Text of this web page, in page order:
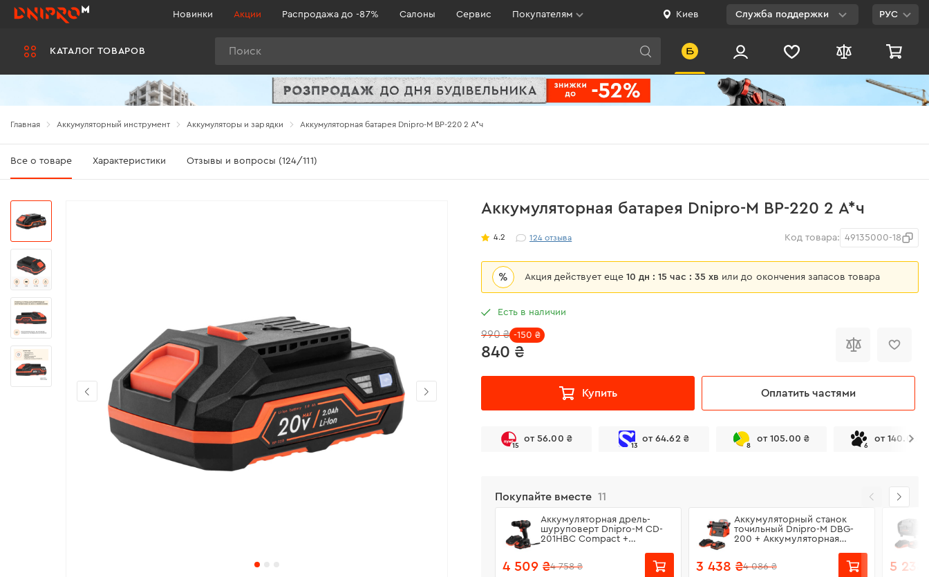
КАТАЛОГ ТОВАРОВ
Новинки Акции Распродажа до -87% Салоны Сервис Покупателям Киев Служба поддержки
0 800 200 500
РУС
Главная Аккумуляторный инструмент Аккумуляторы и зарядки Аккумуляторная батарея Dnipro-M BP-220 2 А*ч
Все о товаре Характеристики Отзывы и вопросы (124/111)
Аккумуляторная батарея Dnipro-M BP-220 2 А*ч
4.2 124отзыва Код товара: 49135000-18
% Акция действует еще10 дн : 15 час : 35 хв или до окончения запасов товара
Есть в наличии
840 ₴
990 ₴ -150 ₴
Купить Оплатить частями
15
от 56.00 ₴
13
от 64.62 ₴
8
от 105.00 ₴
6
от 140.00 ₴
Покупайте вместе 11
Аккумуляторная дрель-
шуруповерт Dnipro-M CD-
201HBC Compact +
220 + Зарядное устройство
FC-230
4 509 ₴4 758 ₴
Аккумуляторный станок
точильный Dnipro-M DBG-
200 + Аккумуляторная
3 438 ₴4 086 ₴ 5 238